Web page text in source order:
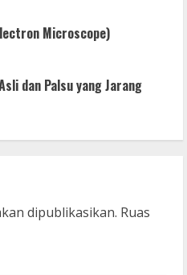
Microscope)
dan Palsu yang Jarang
dipublikasikan. Ruas